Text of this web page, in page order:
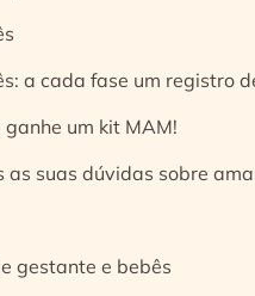
a cada fase um registro
um kit MAM!
suas dúvidas sobre
gestante e bebês